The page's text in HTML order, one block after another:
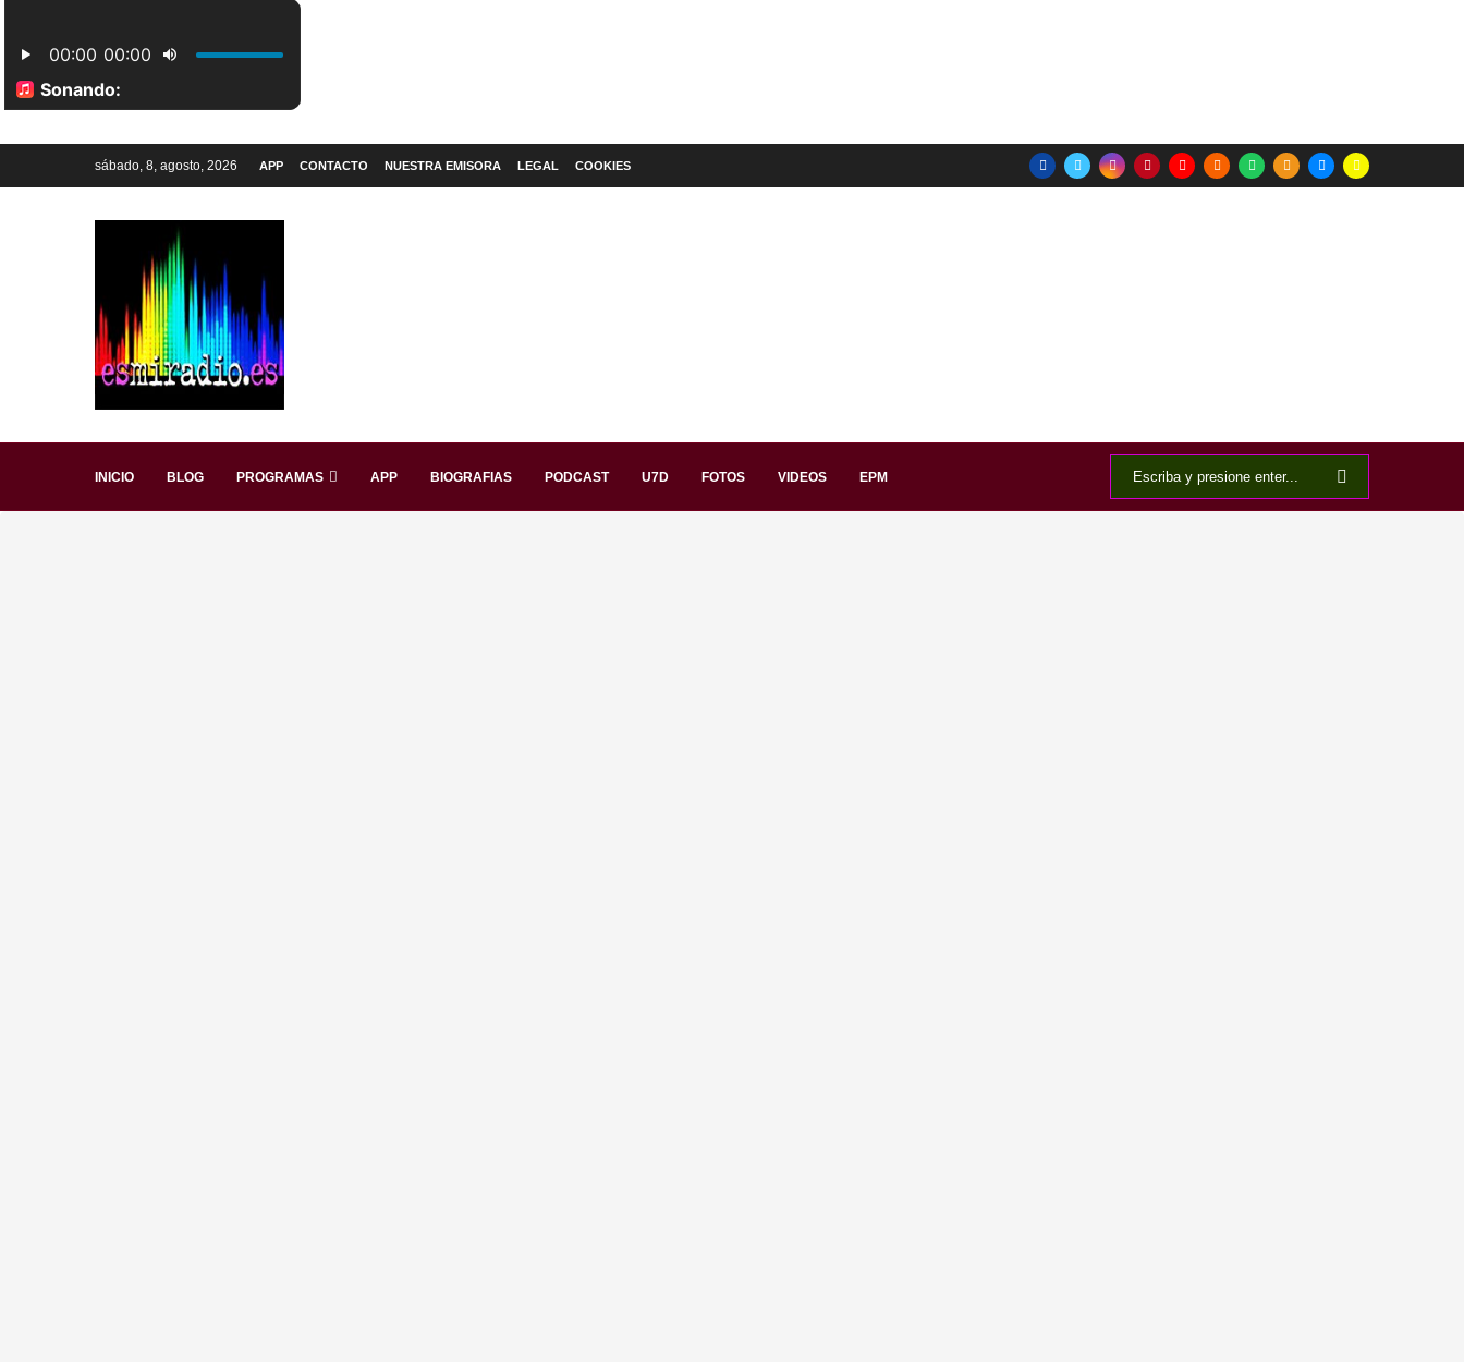
sábado, 8, agosto, 2026 APP CONTACTO NUESTRA EMISORA LEGAL COOKIES
INICIO BLOG PROGRAMAS APP BIOGRAFIAS PODCAST U7D FOTOS VIDEOS EPM